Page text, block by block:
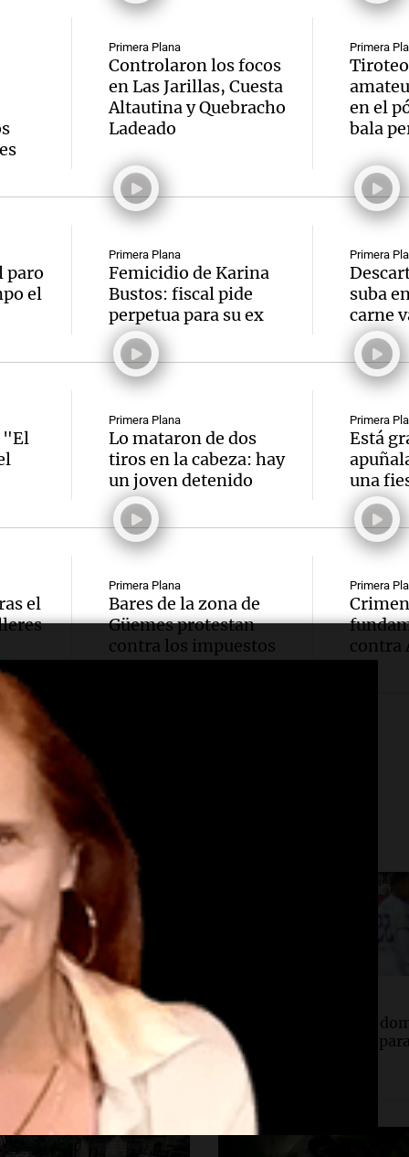
Primera Plana
Controlaron los focos
en Las Jarillas, Cuesta
Altautina y Quebracho
Ladeado
Primera
en el
bala
paro
el
Primera Plana
Femicidio de Karina
Bustos: fiscal pide
perpetua para su ex
Primera
suba
carne
"El
Primera Plana
Lo mataron de dos
tiros en la cabeza: hay
un joven detenido
Primera
Está
una
el
Primera Plana
Bares de la zona de
Güemes protestan
contra los impuestos
Primera
contra
psiquiátrica
de Victoria Cantero
crimen de su novio en
Newell's visita este
a Defensa y Justicia
volver al triunfo